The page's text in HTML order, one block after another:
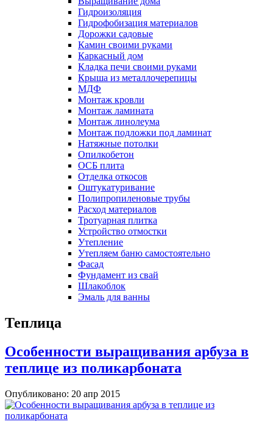
Гидроизоляция
Гидрофобизация материалов
Дорожки садовые
Камин своими руками
Каркасный дом
Кладка печи своими руками
Крыша из металлочерепицы
МДФ
Монтаж кровли
Монтаж ламината
Монтаж линолеума
Монтаж подложки под ламинат
Натяжные потолки
Опилкобетон
ОСБ плита
Отделка откосов
Оштукатуривание
Полипропиленовые трубы
Расход материалов
Тротуарная плитка
Устройство отмостки
Утепление
Утепляем баню самостоятельно
Фасад
Фундамент из свай
Шлакоблок
Эмаль для ванны
Теплица
Особенности выращивания арбуза в
теплице из поликарбоната
Опубликовано: 20 апр 2015